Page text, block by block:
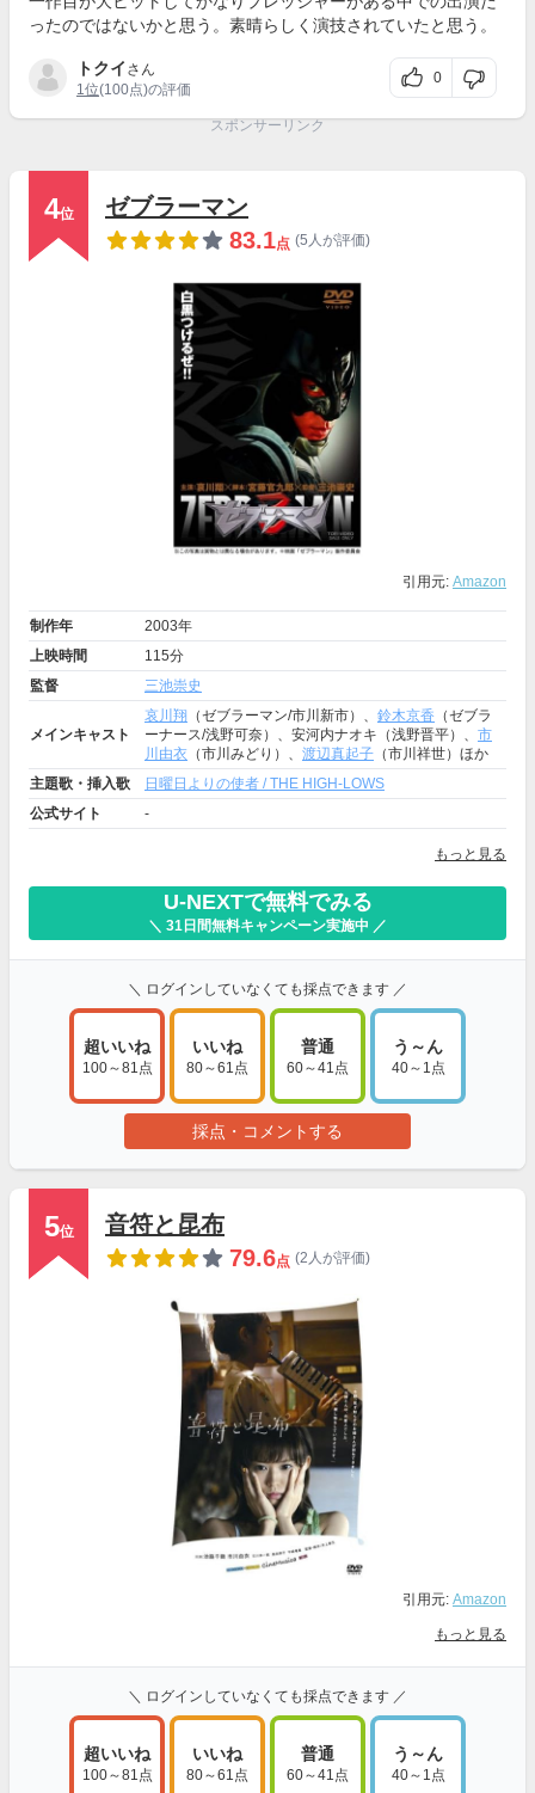
ったのではないかと思う。素晴らしく演技されていたと思う。
トクイ さん
1位(100点)の評価
0
スポンサーリンク
4位
ゼブラーマン
83.1点 (5人が評価)
引用元: Amazon
制作年
2003年
上映時間
115分
監督
三池崇史
メインキャスト
哀川翔 （ゼブラーマン/市川新市）、 鈴木京香 （ゼブラ
ーナース/浅野可奈）、安河内ナオキ（浅野晋平）、 市
川由衣 （市川みどり）、 渡辺真起子 （市川祥世）ほか
主題歌・挿入歌
日曜日よりの使者 / THE HIGH-LOWS
公式サイト
-
もっと見る
U-NEXTで無料でみる
＼ 31日間無料キャンペーン実施中 ／
＼ ログインしていなくても採点できます ／
超いいね
100～81点
いいね
80～61点
普通
60～41点
う～ん
40～1点
採点・コメントする
5位
音符と昆布
79.6点 (2人が評価)
引用元: Amazon
もっと見る
＼ ログインしていなくても採点できます ／
超いいね
100～81点
いいね
80～61点
普通
60～41点
う～ん
40～1点